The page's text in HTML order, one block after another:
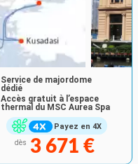
Payez en 4X
Service de majordome
dédié
Accès gratuit à l’espace
thermal du MSC Aurea Spa
dès 3 671 €